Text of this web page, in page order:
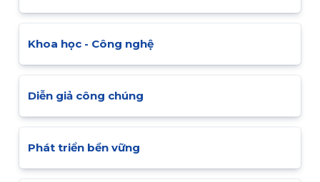
Khoa học - Công nghệ
Diễn giả công chúng
Phát triển bền vững